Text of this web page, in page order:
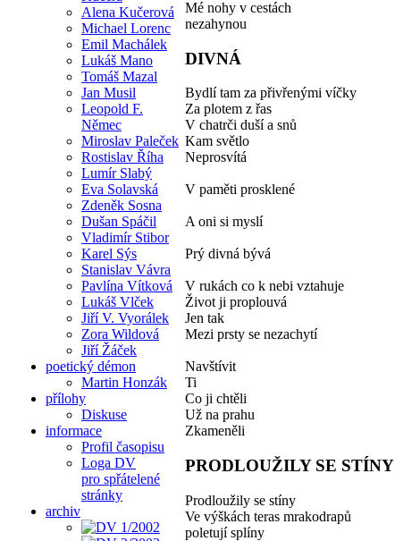
Alena Kučerová
Michael Lorenc
Emil Machálek
Lukáš Mano
Tomáš Mazal
Jan Musil
Leopold F.
Němec
Miroslav Paleček
Rostislav Říha
Lumír Slabý
Eva Solavská
Zdeněk Sosna
Dušan Spáčil
Vladimír Stibor
Karel Sýs
Stanislav Vávra
Pavlína Vítková
Lukáš Vlček
Jiří V. Vyorálek
Zora Wildová
Jiří Žáček
poetický démon
Martin Honzák
přílohy
Diskuse
informace
Profil časopisu
Loga DV
pro spřátelené
stránky
archiv
Mé nohy v cestách
nezahynou
DIVNÁ
Bydlí tam za přivřenými víčky
Za plotem z řas
V chatrči duší a snů
Kam světlo
Neprosvítá
V paměti prosklené
A oni si myslí
Prý divná bývá
V rukách co k nebi vztahuje
Život ji proplouvá
Jen tak
Mezi prsty se nezachytí
Navštívit
Ti
Co ji chtěli
Už na prahu
Zkameněli
PRODLOUŽILY SE STÍNY
Prodloužily se stíny
Ve výškách teras mrakodrapů
poletují splíny